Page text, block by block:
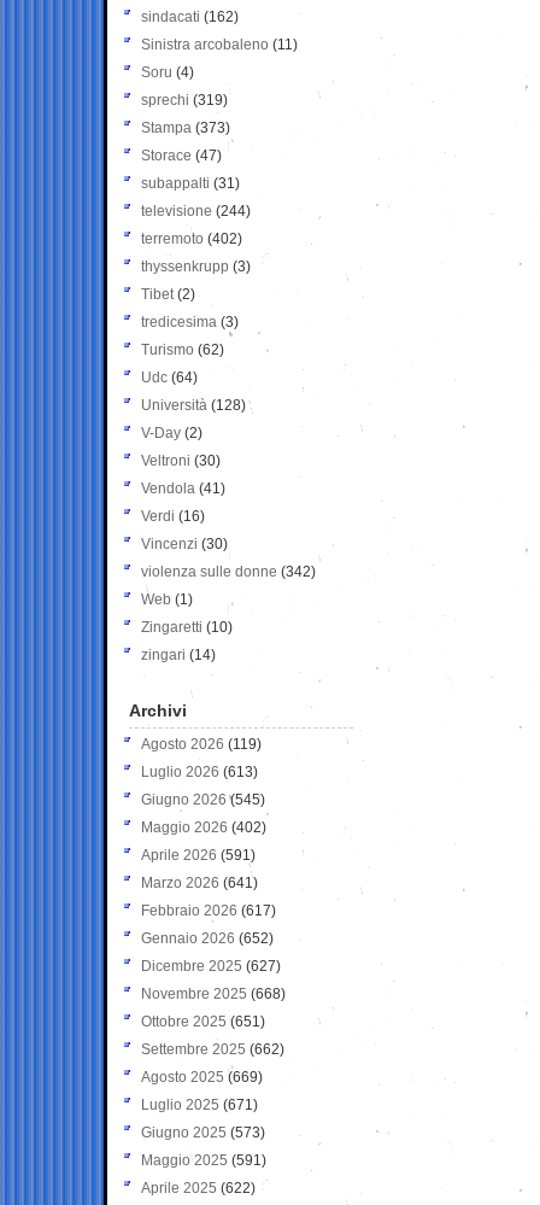
sindacati (162)
Sinistra arcobaleno (11)
Soru (4)
sprechi (319)
Stampa (373)
Storace (47)
subappalti (31)
televisione(244)
terremoto (402)
thyssenkrupp (3)
Tibet(2)
tredicesima (3)
Turismo (62)
Udc (64)
Università (128)
V-Day (2)
Veltroni (30)
Vendola (41)
Verdi (16)
Vincenzi (30)
violenza sulle donne (342)
Web (1)
Zingaretti (10)
zingari (14)
Archivi
Agosto 2026 (119)
Luglio 2026 (613)
Giugno 2026 (545)
Maggio 2026 (402)
Aprile 2026 (591)
Marzo 2026 (641)
Febbraio 2026 (617)
Gennaio 2026 (652)
Dicembre 2025 (627)
Novembre 2025 (668)
Ottobre 2025 (651)
Settembre 2025 (662)
Agosto 2025 (669)
Luglio 2025 (671)
Giugno 2025 (573)
Maggio 2025 (591)
Aprile 2025 (622)